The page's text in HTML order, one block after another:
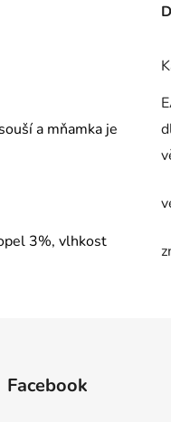
a mňamka je
3%, vlhkost
Facebook